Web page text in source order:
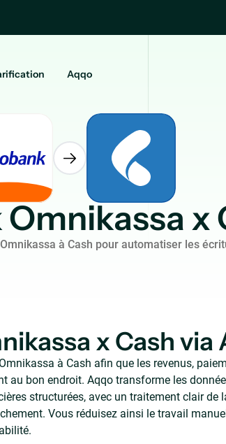
Aqqo
x
à Cash pour automatiser les
x Cash via
à Cash afin que les revenus,
au bon endroit. Aqqo transforme les
structurées, avec un traitement clair de
Vous réduisez ainsi le travail